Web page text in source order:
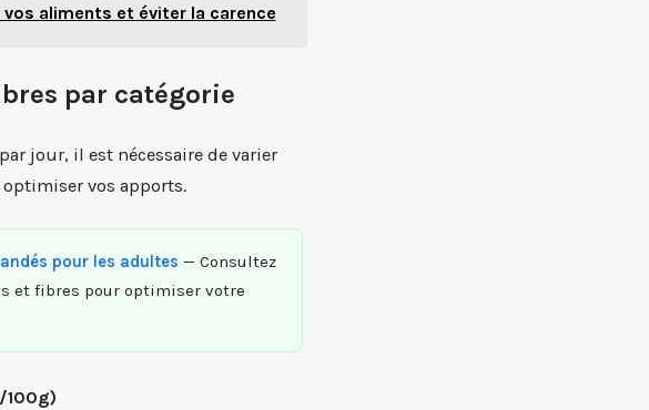
aliments et éviter la carence
par catégorie
jour, il est nécessaire de varier
vos apports.
pour les adultes — Consultez
et fibres pour optimiser votre
100g)